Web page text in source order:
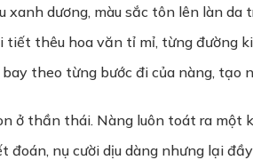
dương, màu sắc tôn lên làn
thêu hoa văn tỉ mỉ, từng đường
theo từng bước đi của nàng, tạo
ở thần thái. Nàng luôn toát ra một
nụ cười dịu dàng nhưng lại